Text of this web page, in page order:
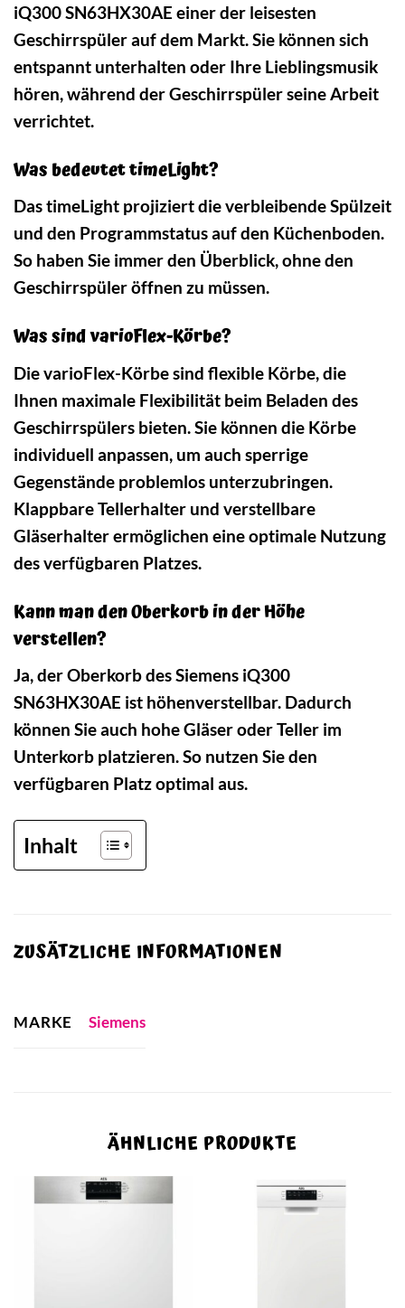
iQ300 SN63HX30AE einer der leisesten
Geschirrspüler auf dem Markt. Sie können sich
entspannt unterhalten oder Ihre Lieblingsmusik
hören, während der Geschirrspüler seine Arbeit
verrichtet.
Was bedeutet timeLight?
Das timeLight projiziert die verbleibende Spülzeit
und den Programmstatus auf den Küchenboden.
So haben Sie immer den Überblick, ohne den
Geschirrspüler öffnen zu müssen.
Was sind varioFlex-Körbe?
Die varioFlex-Körbe sind flexible Körbe, die
Ihnen maximale Flexibilität beim Beladen des
Geschirrspülers bieten. Sie können die Körbe
individuell anpassen, um auch sperrige
Gegenstände problemlos unterzubringen.
Klappbare Tellerhalter und verstellbare
Gläserhalter ermöglichen eine optimale Nutzung
des verfügbaren Platzes.
Kann man den Oberkorb in der Höhe
verstellen?
Ja, der Oberkorb des Siemens iQ300
SN63HX30AE ist höhenverstellbar. Dadurch
können Sie auch hohe Gläser oder Teller im
Unterkorb platzieren. So nutzen Sie den
verfügbaren Platz optimal aus.
Inhalt
ZUSÄTZLICHE INFORMATIONEN
MARKE Siemens
ÄHNLICHE PRODUKTE